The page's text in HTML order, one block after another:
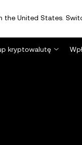
the United States.
kryptowalutę